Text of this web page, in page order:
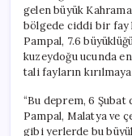
gelen büyük
bölgede ciddi bir
Pampal, 7.6
kuzeydoğu ucunda
tali fayların
“Bu deprem, 6
Pampal, Malatya ve
gibi yerlerde bu